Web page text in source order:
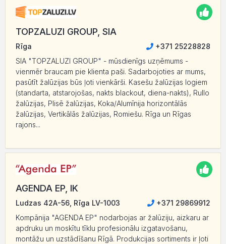
TOPZALUZI GROUP, SIA
Rīga
+371 25228828
SIA "TOPZALUZI GROUP" - mūsdienīgs uzņēmums -
vienmēr braucam pie klienta paši. Sadarbojoties ar mums,
pasūtīt žalūzijas būs ļoti vienkārši. Kasešu žalūzijas logiem
(standarta, atstarojošas, nakts blackout, diena-nakts), Rullo
žalūzijas, Plisē žalūzijas, Koka/Alumīnija horizontālās
žalūzijas, Vertikālās žalūzijas, Romiešu. Rīga un Rīgas
rajons...
AGENDA EP, IK
Ludzas 42A-56, Rīga LV-1003
+371 29869912
Kompānija "AGENDA EP" nodarbojas ar žalūziju, aizkaru ar
apdruku un moskītu tīklu profesionālu izgatavošanu,
montāžu un uzstādīšanu Rīgā. Produkcijas sortiments ir ļoti